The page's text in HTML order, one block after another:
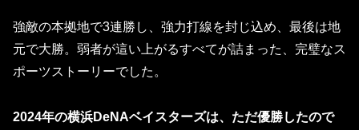
強敵の本拠地で3連勝し、強力打線を封じ込め、最後は地
元で大勝。弱者が這い上がるすべてが詰まった、完璧なス
ポーツストーリーでした。
2024年の横浜DeNAベイスターズは、ただ優勝したので